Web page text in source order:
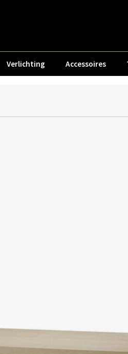
Verlichting Accessoires